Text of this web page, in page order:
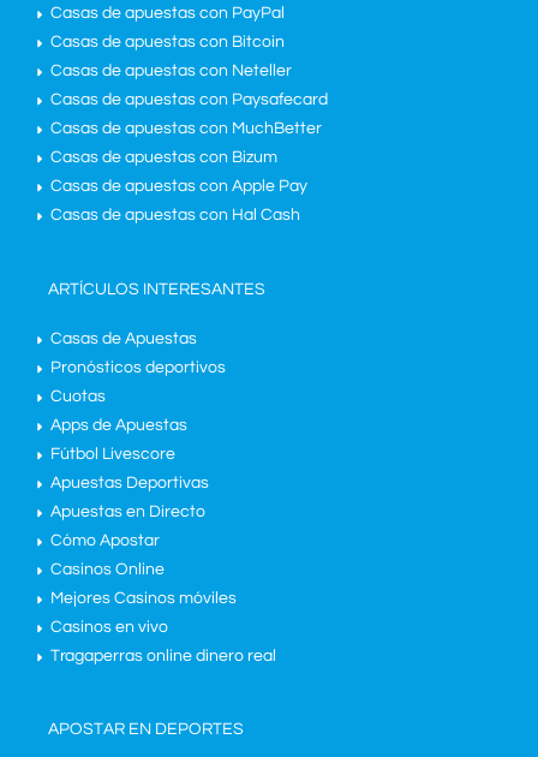
Casas de apuestas con PayPal
Casas de apuestas con Bitcoin
Casas de apuestas con Neteller
Casas de apuestas con Paysafecard
Casas de apuestas con MuchBetter
Casas de apuestas con Bizum
Casas de apuestas con Apple Pay
Casas de apuestas con Hal Cash
ARTÍCULOS INTERESANTES
Casas de Apuestas
Pronósticos deportivos
Cuotas
Apps de Apuestas
Fútbol Livescore
Apuestas Deportivas
Apuestas en Directo
Cómo Apostar
Casinos Online
Mejores Casinos móviles
Casinos en vivo
Tragaperras online dinero real
APOSTAR EN DEPORTES